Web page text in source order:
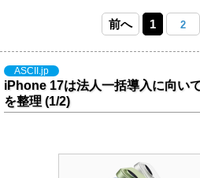
前へ 1 2
ASCII.jp
iPhone 17は法人一括導入に向い
を整理 (1/2)